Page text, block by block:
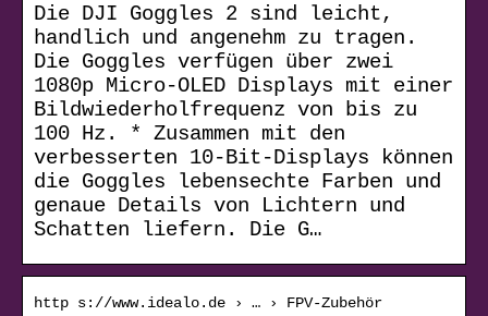
Die DJI Goggles 2 sind leicht,
handlich und angenehm zu tragen.
Die Goggles verfügen über zwei
1080p Micro-OLED Displays mit einer
Bildwiederholfrequenz von bis zu
100 Hz. * Zusammen mit den
verbesserten 10-Bit-Displays können
die Goggles lebensechte Farben und
genaue Details von Lichtern und
Schatten liefern. Die G…
http s://www.idealo.de › … › FPV-Zubehör